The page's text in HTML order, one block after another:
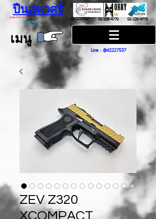
ปืนเทเวศร์
ปืนฮ๊อบบี้ กันส์ HOBBY GUNS
/GUN SPA
02-2227537 02-226-4770 02-226-4770
เมนู
Line : @d2227537
ZEV Z320
XCOMPACT